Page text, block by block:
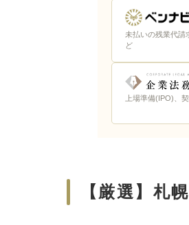
未払いの残業代請
ど
上場準備(IPO)、
【厳選】札